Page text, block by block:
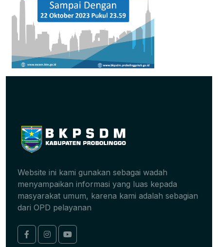
Website ini kami gunakan sebagai wadah
menyampaikan informasi yang luas kepada
masyarakat umum, karena kami adalah sebagian
dari OPD pelayanan